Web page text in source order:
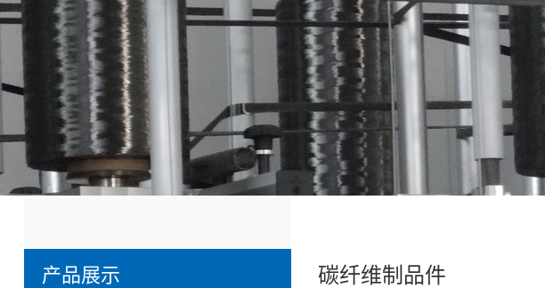
产品展示 碳纤维制品件